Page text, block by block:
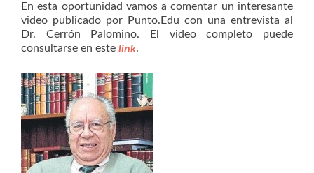
En esta oportunidad vamos a comentar un interesante
video publicado por Punto.Edu con una entrevista al
Dr. Cerrón Palomino. El video completo puede
consultarse en este link.